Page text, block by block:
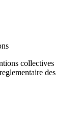
collectives
des